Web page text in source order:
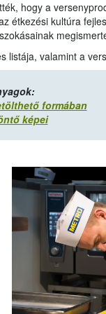
hogy a
étkezési kultúra
listája, valamint a
formában
képei